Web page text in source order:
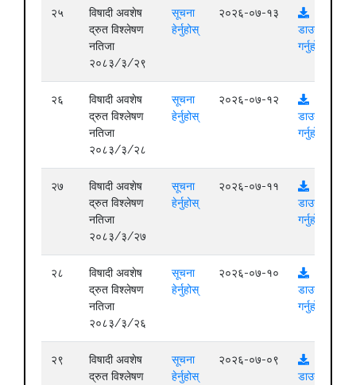
२५
विषादी अवशेष
द्रुत विश्लेषण
नतिजा
२०८३/३/२९
सूचना
हेर्नुहोस्
२०२६-०७-१३
डाउनलोड
गर्नुहोस्
२६
विषादी अवशेष
द्रुत विश्लेषण
नतिजा
२०८३/३/२८
सूचना
हेर्नुहोस्
२०२६-०७-१२
डाउनलोड
गर्नुहोस्
२७
विषादी अवशेष
द्रुत विश्लेषण
नतिजा
२०८३/३/२७
सूचना
हेर्नुहोस्
२०२६-०७-११
डाउनलोड
गर्नुहोस्
२८
विषादी अवशेष
द्रुत विश्लेषण
नतिजा
२०८३/३/२६
सूचना
हेर्नुहोस्
२०२६-०७-१०
डाउनलोड
गर्नुहोस्
२९
विषादी अवशेष
द्रुत विश्लेषण
सूचना
हेर्नुहोस्
२०२६-०७-०९
डाउनलोड